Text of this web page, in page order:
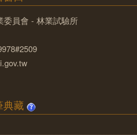
委員會 - 林業試驗所
典藏